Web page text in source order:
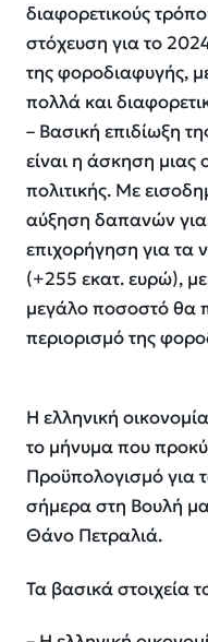
διαφορετικούς
στόχευση για το
της φοροδιαφυγής,
πολλά και
– Βασική επιδίωξη
είναι η άσκηση μιας
πολιτικής. Με
αύξηση δαπανών
επιχορήγηση για τα
(+255 εκατ. ευρώ),
μεγάλο ποσοστό θα
περιορισμό της
Η ελληνική
το μήνυμα που
Προϋπολογισμό για
σήμερα στη Βουλή
Θάνο Πετραλιά.
Τα βασικά στοιχεία